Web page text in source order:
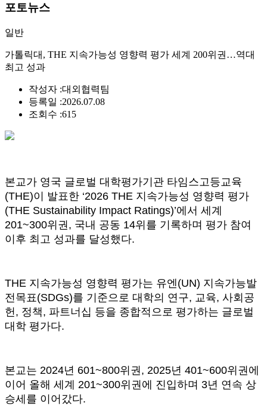
포토뉴스
일반
가톨릭대, THE 지속가능성 영향력 평가 세계 200위권…역대
최고 성과
작성자 :대외협력팀
등록일 :2026.07.08
조회수 :615
본교가 영국 글로벌 대학평가기관 타임스고등교육
(THE)이 발표한 ‘2026 THE 지속가능성 영향력 평가
(THE Sustainability Impact Ratings)’에서 세계
201~300위권, 국내 공동 14위를 기록하며 평가 참여
이후 최고 성과를 달성했다.
THE 지속가능성 영향력 평가는 유엔(UN) 지속가능발
전목표(SDGs)를 기준으로 대학의 연구, 교육, 사회공
헌, 정책, 파트너십 등을 종합적으로 평가하는 글로벌
대학 평가다.
본교는 2024년 601~800위권, 2025년 401~600위권에
이어 올해 세계 201~300위권에 진입하며 3년 연속 상
승세를 이어갔다.